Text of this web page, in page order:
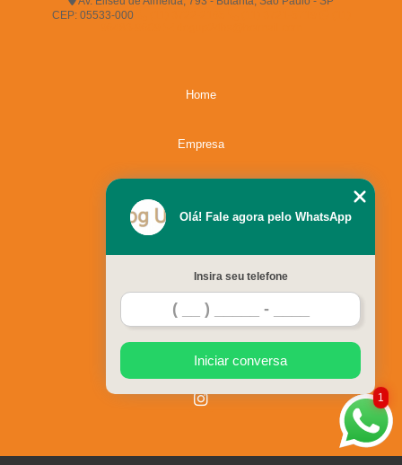
CEP: 05533-000
Home
Empresa
Contato
Mapa do site
1
Olá! Fale agora pelo WhatsApp
Insira seu telefone
Iniciar conversa